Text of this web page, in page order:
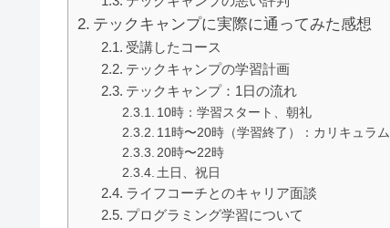
テックキャンプに実際に通ってみた感想
受講したコース
テックキャンプの学習計画
テックキャンプ：1日の流れ
10時：学習スタート、朝礼
11時〜20時（学習終了）：カリキュラム
20時〜22時
土日、祝日
ライフコーチとのキャリア面談
プログラミング学習について